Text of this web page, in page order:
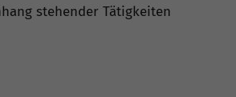
stehender Tätigkeiten